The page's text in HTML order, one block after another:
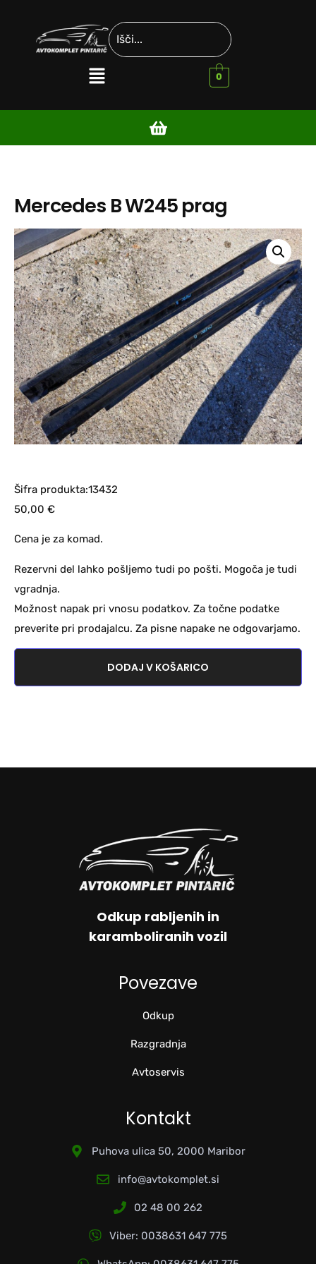
0
Mercedes B W245 prag
Šifra produkta:13432
50,00 €
Cena je za komad.
Rezervni del lahko pošljemo tudi po pošti. Mogoča je tudi
vgradnja.
Možnost napak pri vnosu podatkov. Za točne podatke
preverite pri prodajalcu. Za pisne napake ne odgovarjamo.
DODAJ V KOŠARICO
Odkup rabljenih in
karamboliranih vozil
Povezave
Odkup
Razgradnja
Avtoservis
Kontakt
Puhova ulica 50, 2000 Maribor
info@avtokomplet.si
02 48 00 262
Viber: 0038631 647 775